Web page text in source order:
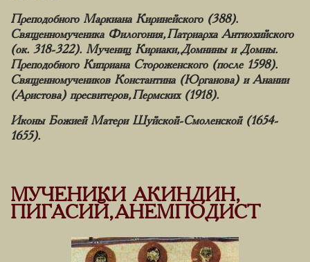
Преподобного Маркиана Киринейского (388).
Священномученика Филогония, Патриарха Антиохийского
(ок. 318-322). Мучениц Кириаки, Домнины и Домны.
Преподобного Киприана Стороженского (после 1598).
Священномучеников Константина (Юрганова) и Анании
(Аристова) пресвитеров, Пермских (1918).
Иконы Божией Матери Шуйской-Смоленской (1654-
1655).
МУЧЕНИКИ АКИНДИН,
ПИГАСИЙ, АНЕМПОДИСТ